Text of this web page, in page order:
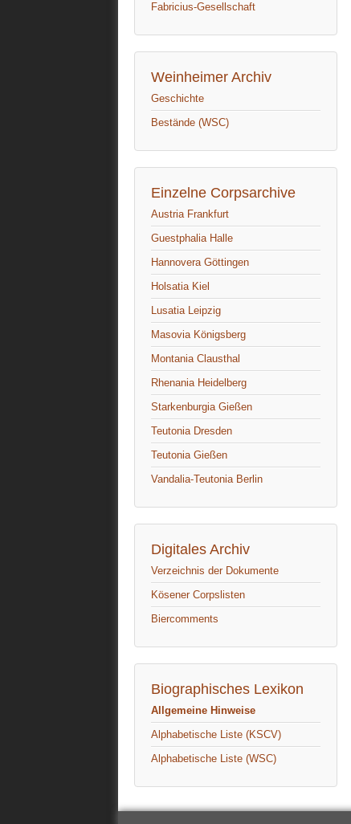
Fabricius-Gesellschaft
Weinheimer Archiv
Geschichte
Bestände (WSC)
Einzelne Corpsarchive
Austria Frankfurt
Guestphalia Halle
Hannovera Göttingen
Holsatia Kiel
Lusatia Leipzig
Masovia Königsberg
Montania Clausthal
Rhenania Heidelberg
Starkenburgia Gießen
Teutonia Dresden
Teutonia Gießen
Vandalia-Teutonia Berlin
Digitales Archiv
Verzeichnis der Dokumente
Kösener Corpslisten
Biercomments
Biographisches Lexikon
Allgemeine Hinweise
Alphabetische Liste (KSCV)
Alphabetische Liste (WSC)